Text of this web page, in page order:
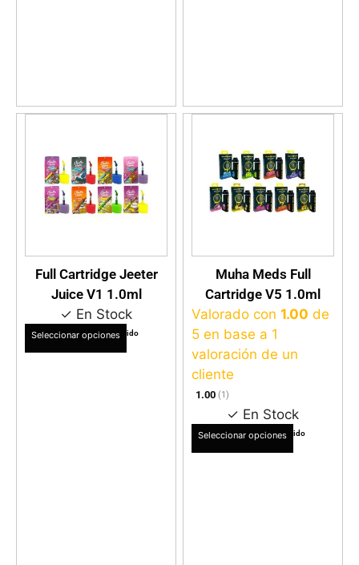
Full Cartridge Jeeter
Juice V1 1.0ml
✓ En Stock
$12.990 IVA Incluido
Seleccionar opciones
Muha Meds Full
Cartridge V5 1.0ml
Valorado con 1.00 de
5 en base a 1
valoración de un
cliente
1.00 (1)
✓ En Stock
$12.990 IVA Incluido
Seleccionar opciones